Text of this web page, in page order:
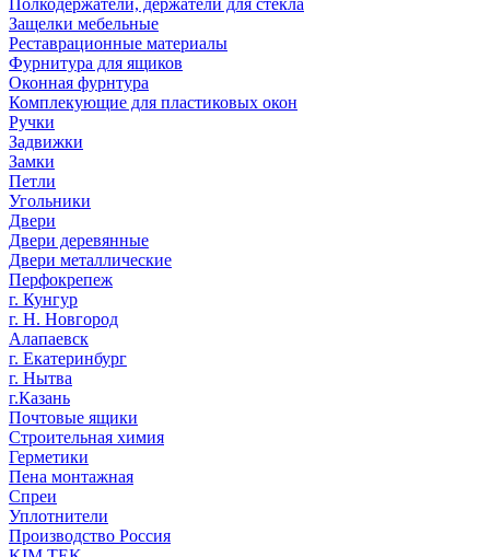
Полкодержатели, держатели для стекла
Защелки мебельные
Реставрационные материалы
Фурнитура для ящиков
Оконная фурнтура
Комплекующие для пластиковых окон
Ручки
Задвижки
Замки
Петли
Угольники
Двери
Двери деревянные
Двери металлические
Перфокрепеж
г. Кунгур
г. Н. Новгород
Алапаевск
г. Екатеринбург
г. Нытва
г.Казань
Почтовые ящики
Строительная химия
Герметики
Пена монтажная
Спреи
Уплотнители
Производство Россия